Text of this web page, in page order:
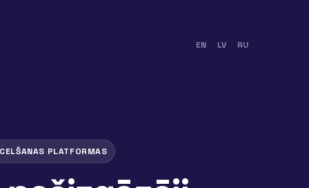
EN LV RU
PLATFORMAS